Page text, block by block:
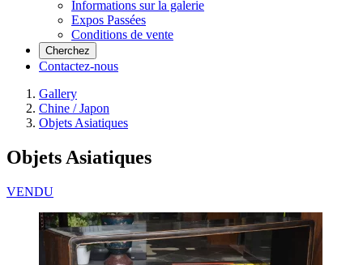
Informations sur la galerie
Expos Passées
Conditions de vente
Cherchez
Contactez-nous
Gallery
Chine / Japon
Objets Asiatiques
Objets Asiatiques
VENDU